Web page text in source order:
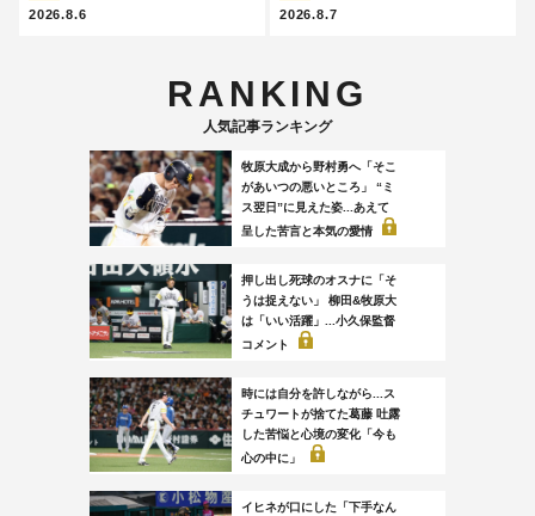
2026.8.6 2026.8.7
RANKING
人気記事ランキング
牧原大成から野村勇へ「そこ
があいつの悪いところ」 “ミ
ス翌日”に見えた姿...あえて
呈した苦言と本気の愛情
押し出し死球のオスナに「そ
うは捉えない」 柳田&牧原大
は「いい活躍」...小久保監督
コメント
時には自分を許しながら...ス
チュワートが捨てた葛藤 吐露
した苦悩と心境の変化「今も
心の中に」
イヒネが口にした「下手なん